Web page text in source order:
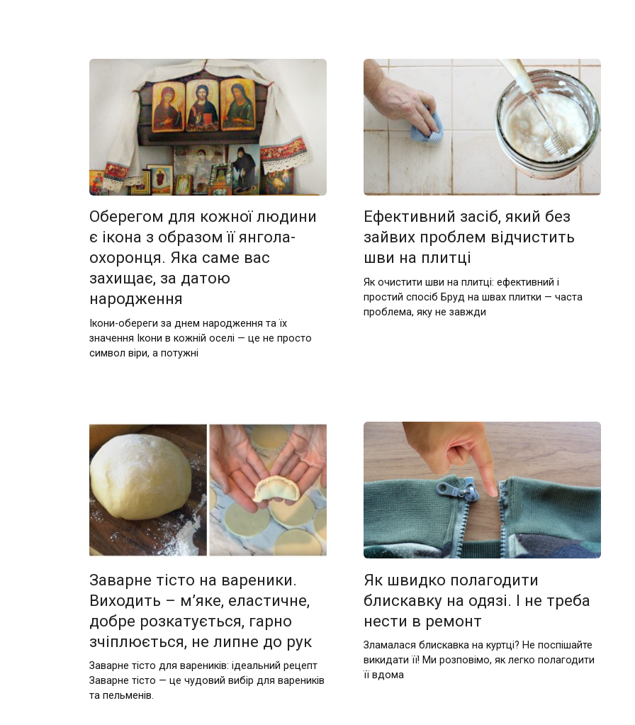
Оберегом для кожної людини
є ікона з образом її янгола-
охоронця. Яка саме вас
захищає, за датою
народження
Ікони-обереги за днем народження та їх
значення Ікони в кожній оселі — це не просто
символ віри, а потужні
Ефективний засіб, який без
зайвих проблем відчистить
шви на плитці
Як очистити шви на плитці: ефективний і
простий спосіб Бруд на швах плитки — часта
проблема, яку не завжди
Заварне тісто на вареники.
Виходить – м’яке, еластичне,
добре розкатується, гарно
зчіплюється, не липне до рук
Заварне тісто для вареників: ідеальний рецепт
Заварне тісто — це чудовий вибір для вареників
та пельменів.
Як швидко полагодити
блискавку на одязі. І не треба
нести в ремонт
Зламалася блискавка на куртці? Не поспішайте
викидати її! Ми розповімо, як легко полагодити
її вдома